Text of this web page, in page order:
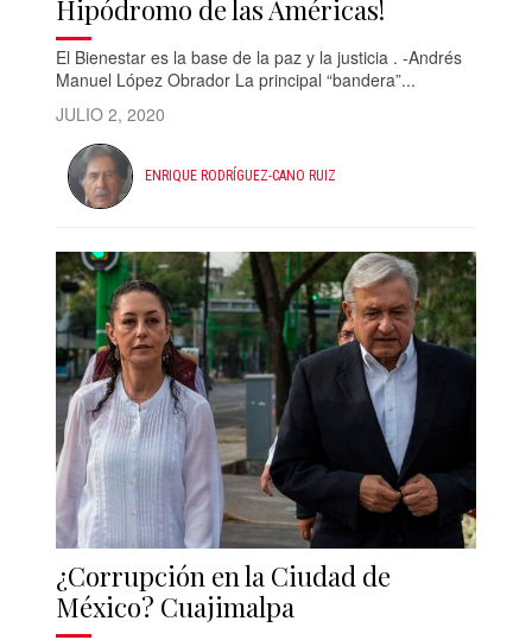
Hipódromo de las Américas!
El Bienestar es la base de la paz y la justicia . -Andrés
Manuel López Obrador La principal “bandera”...
JULIO 2, 2020
ENRIQUE RODRÍGUEZ-CANO RUIZ
¿Corrupción en la Ciudad de
México? Cuajimalpa